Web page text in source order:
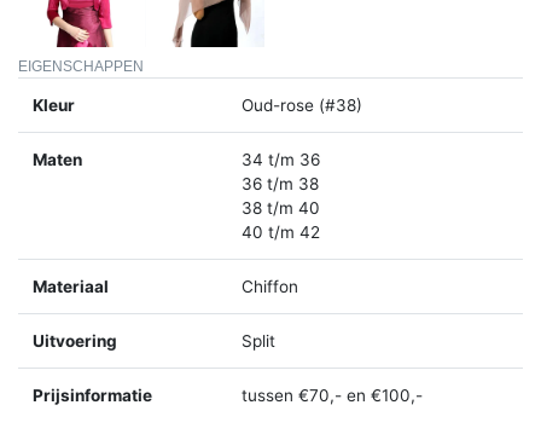
EIGENSCHAPPEN
Kleur Oud-rose (#38)
Maten
34 t/m 36
36 t/m 38
38 t/m 40
40 t/m 42
Materiaal Chiffon
Uitvoering Split
Prijsinformatie tussen €70,- en €100,-